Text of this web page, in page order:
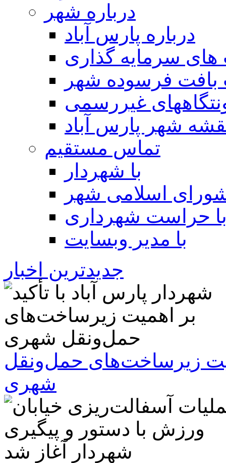
درباره شهر
درباره پارس آباد
سرمایه گذاری
بافت فرسوده شهر
غیررسمی
شهر پارس آباد
تماس مستقیم
با شهردار
اسلامی شهر
حراست شهرداری
با مدیر وبسایت
جدیدترین اخبار
زیرساخت‌های حمل‌ونقل
شهری